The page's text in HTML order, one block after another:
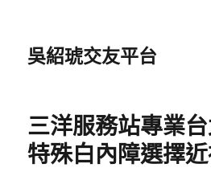
吳紹琥交友平台
三洋服務站專業
特殊白內障選擇